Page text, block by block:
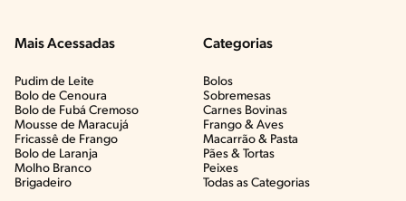
Mais Acessadas
Pudim de Leite
Bolo de Cenoura
Bolo de Fubá Cremoso
Mousse de Maracujá
Fricassê de Frango
Bolo de Laranja
Molho Branco
Brigadeiro
Categorias
Bolos
Sobremesas
Carnes Bovinas​
Frango & Aves​
Macarrão & Pasta​
Pães & Tortas​
Peixes
Todas as Categorias